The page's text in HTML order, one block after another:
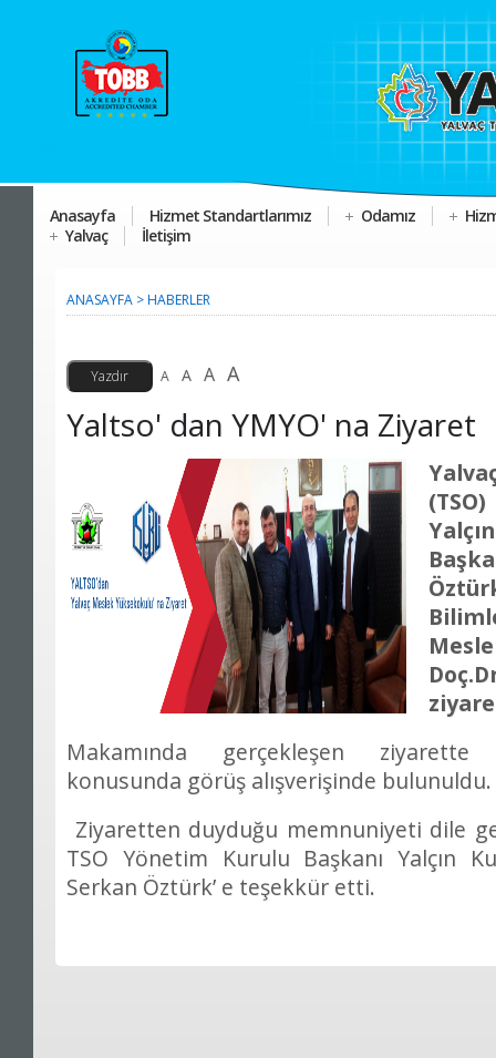
Anasayfa Hizmet Standartlarımız Odamız
Yalvaç
İletişim
ANASAYFA >HABERLER
A A A A
Yaltso' dan YMYO' na Ziyaret
Makamında gerçekleşen ziyarette
konusunda görüş alışverişinde bulunuldu.
Ziyaretten duyduğu memnuniyeti dile
TSO Yönetim Kurulu Başkanı Yalçın
Serkan Öztürk’ e teşekkür etti.